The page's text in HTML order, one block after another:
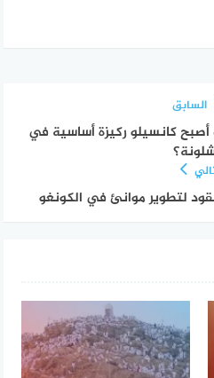
السابق
كانسيلو ركيزة أساسية في